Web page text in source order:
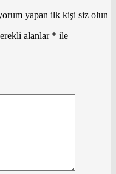
yapan ilk kişi siz olun
alanlar * ile